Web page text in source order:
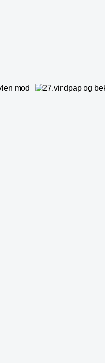
mod